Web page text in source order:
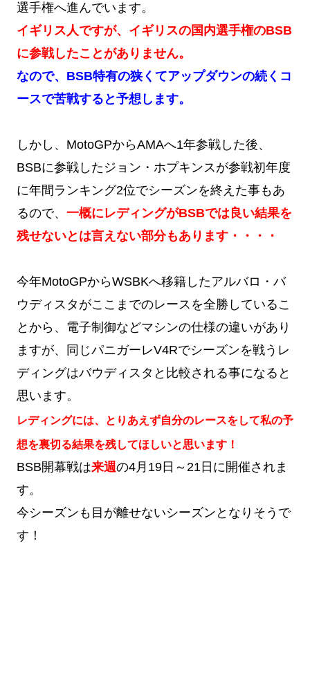
選手権へ進んでいます。
イギリス人ですが、イギリスの国内選手権のBSB
に参戦したことがありません。
なので、BSB特有の狭くてアップダウンの続くコ
ースで苦戦すると予想します。
しかし、MotoGPからAMAへ1年参戦した後、
BSBに参戦したジョン・ホプキンスが参戦初年度
に年間ランキング2位でシーズンを終えた事もあ
るので、 一概にレディングがBSBでは良い結果を
残せないとは言えない部分もあります・・・・
今年MotoGPからWSBKへ移籍したアルバロ・バ
ウディスタがここまでのレースを全勝しているこ
とから、電子制御などマシンの仕様の違いがあり
ますが、同じパニガーレV4Rでシーズンを戦うレ
ディングはバウディスタと比較される事になると
思います。
レディングには、とりあえず自分のレースをして私の予
想を裏切る結果を残してほしいと思います！
BSB開幕戦は来週の4月19日～21日に開催されま
す。
今シーズンも目が離せないシーズンとなりそうで
す！